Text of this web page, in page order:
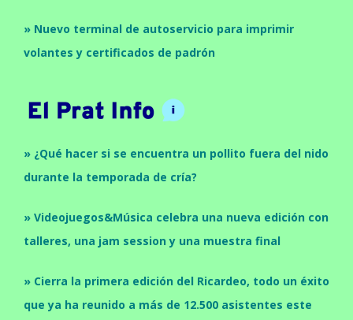
» Nuevo terminal de autoservicio para imprimir
volantes y certificados de padrón
» ¿Qué hacer si se encuentra un pollito fuera del nido
durante la temporada de cría?
» Videojuegos&Música celebra una nueva edición con
talleres, una jam session y una muestra final
» Cierra la primera edición del Ricardeo, todo un éxito
que ya ha reunido a más de 12.500 asistentes este